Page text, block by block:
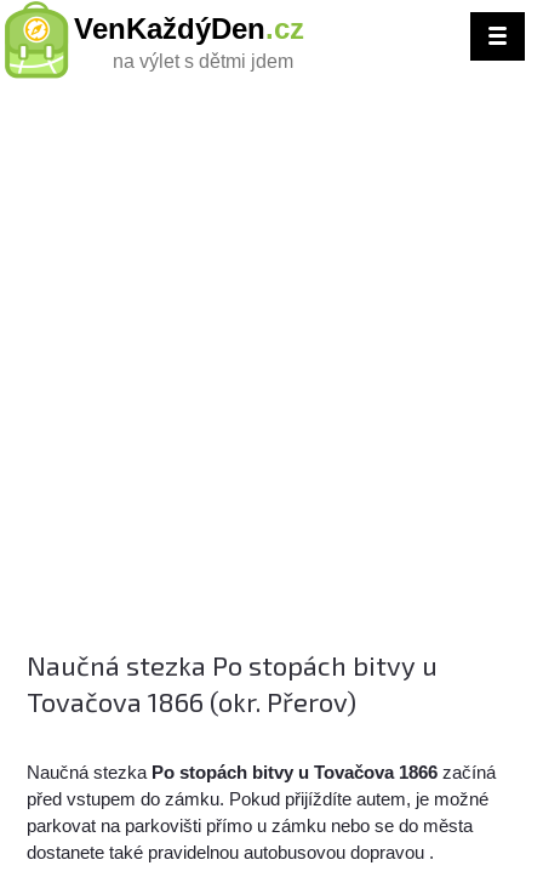
VenKaždýDen.cz
na výlet s dětmi jdem
Naučná stezka Po stopách bitvy u
Tovačova 1866 (okr. Přerov)
Naučná stezka Po stopách bitvy u Tovačova 1866 začíná
před vstupem do zámku. Pokud přijíždíte autem, je možné
parkovat na parkovišti přímo u zámku nebo se do města
dostanete také pravidelnou autobusovou dopravou .